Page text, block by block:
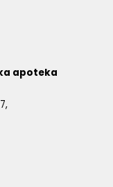
apoteka